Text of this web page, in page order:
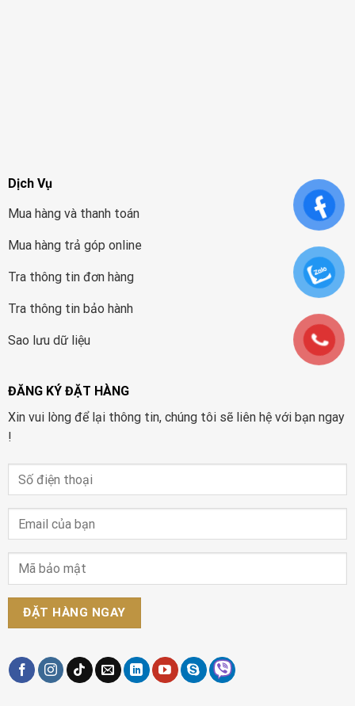
Dịch Vụ
Mua hàng và thanh toán
Mua hàng trả góp online
Tra thông tin đơn hàng
Tra thông tin bảo hành
Sao lưu dữ liệu
ĐĂNG KÝ ĐẶT HÀNG
Xin vui lòng để lại thông tin, chúng tôi sẽ liên hệ với bạn ngay
!